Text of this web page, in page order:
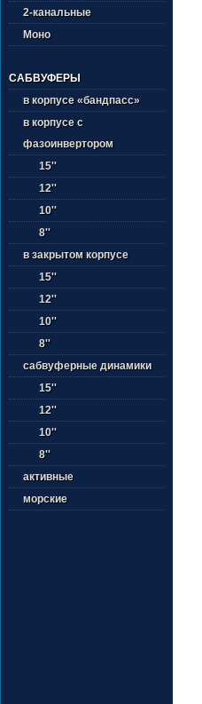
2-канальные
Моно
САБВУФЕРЫ
в корпусе «бандпасс»
в корпусе с
фазоинвертором
15''
12''
10''
8''
в закрытом корпусе
15''
12''
10''
8''
сабвуферные динамики
15''
12''
10''
8''
активные
морские